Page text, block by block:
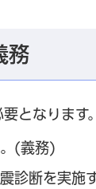
務
となります。
(義務)
診断を実施